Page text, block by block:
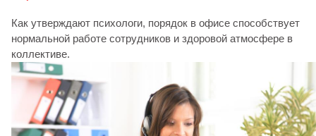
Как утверждают психологи, порядок в офисе способствует
нормальной работе сотрудников и здоровой атмосфере в
коллективе.